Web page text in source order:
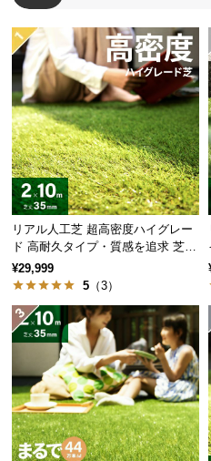
置
サ
ー
ビ
ス
に
つ
い
て
搬
入
経
路
に
つ
て
返
品・
キ
頑固な雑草も防ぐ高密
密度は約135g/㎡と一般的
手。貫通力の高い雑草もし
リアル人工芝 超高密度ハイグレー
ド 高耐久タイプ・質感を追求 芝丈
35mm 2×10m
¥29,999
5 （3）